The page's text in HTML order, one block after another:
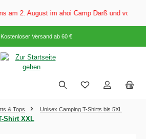
2. August im ahoi Camp Darß und vom 3.
Kostenloser Versand ab 60 €
& Tops Unisex Camping T-Shirts bis 5XL
Shirt XXL